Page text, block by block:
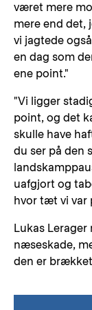
været mere
mere end det,
vi jagtede
en dag som
ene point."
"Vi ligger
point, og det
skulle have
du ser på den
uafgjort og
hvor tæt vi var
Lukas Lerager
næseskade,
den er